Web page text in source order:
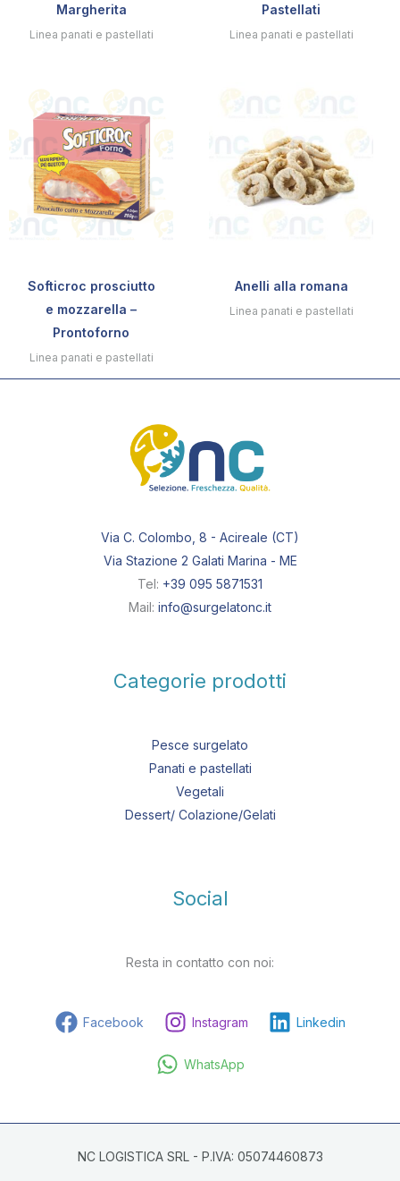
Margherita
Linea panati e pastellati
Pastellati
Linea panati e pastellati
Softicroc prosciutto
e mozzarella –
Prontoforno
Linea panati e pastellati
Anelli alla romana
Linea panati e pastellati
Via C. Colombo, 8 - Acireale (CT)
Via Stazione 2 Galati Marina - ME
Tel: +39 095 5871531
Mail: info@surgelatonc.it
Categorie prodotti
Pesce surgelato
Panati e pastellati
Vegetali
Dessert/ Colazione/Gelati
Social
Resta in contatto con noi:
Facebook Instagram Linkedin
WhatsApp
NC LOGISTICA SRL - P.IVA: 05074460873